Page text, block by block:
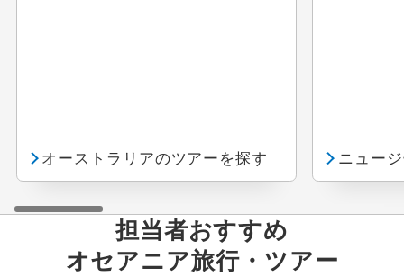
オーストラリアのツアーを探す ニュー
担当者おすすめ
オセアニア旅行・ツアー